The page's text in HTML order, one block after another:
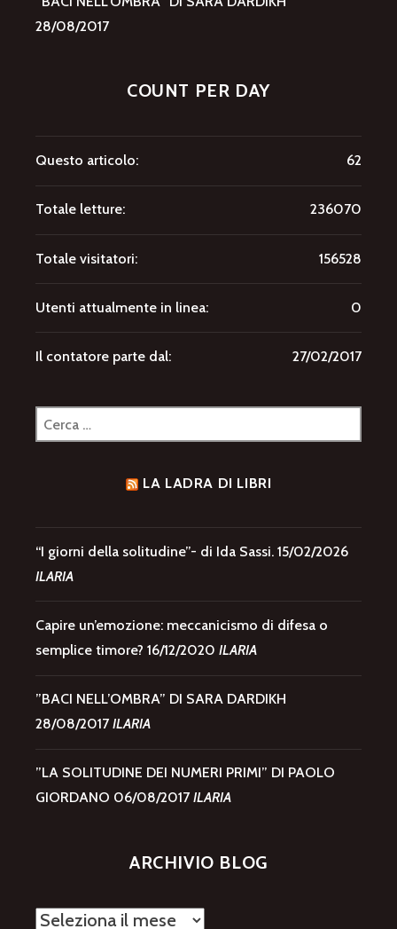
28/08/2017
COUNT PER DAY
62
Questo articolo:
236070
Totale letture:
156528
Totale visitatori:
0
Utenti attualmente in linea:
27/02/2017
Il contatore parte dal:
Ricerca
per:
LA LADRA DI LIBRI
“I giorni della solitudine”- di Ida Sassi. 15/02/2026
ILARIA
Capire un’emozione: meccanicismo di difesa o
semplice timore? 16/12/2020 ILARIA
”BACI NELL’OMBRA” DI SARA DARDIKH
28/08/2017 ILARIA
”LA SOLITUDINE DEI NUMERI PRIMI” DI PAOLO
GIORDANO 06/08/2017 ILARIA
ARCHIVIO BLOG
Archivio